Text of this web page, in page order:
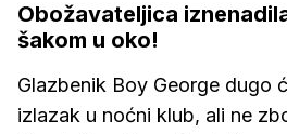
Obožavateljica
šakom u oko!
Glazbenik Boy George dugo
izlazak u noćni klub, ali ne